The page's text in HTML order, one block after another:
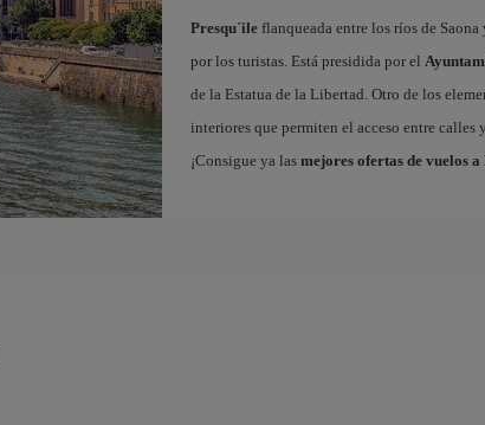
Presqu´ileflanqueada entre los ríos de Saona
por los turistas. Está presidida por el
de la Estatua de la Libertad. Otro de los
interiores que permiten el acceso entre calles
¡Consigue ya las mejores ofertas de vuelos